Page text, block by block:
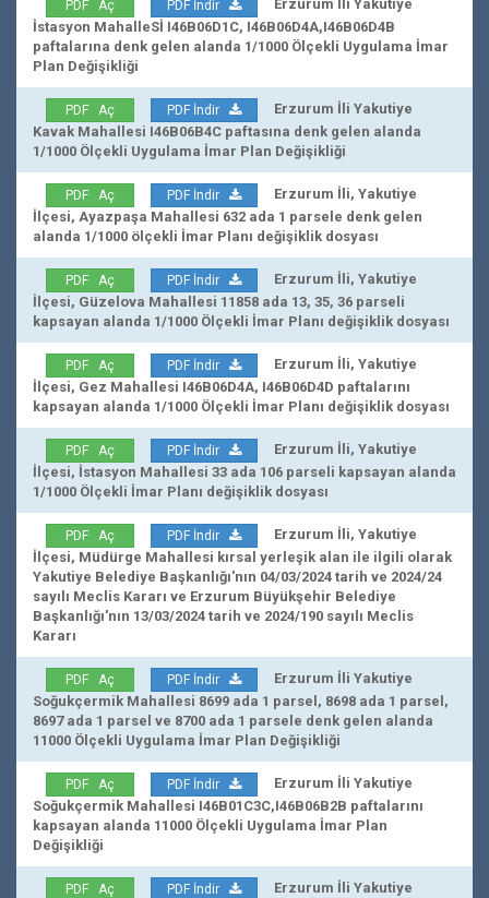
PDF Aç PDF İndir
Erzurum İli Yakutiye
İstasyon MahalleSİ I46B06D1C, I46B06D4A,I46B06D4B
paftalarına denk gelen alanda 1/1000 Ölçekli Uygulama İmar
Plan Değişikliği
PDF Aç PDF İndir
Erzurum İli Yakutiye
Kavak Mahallesi I46B06B4C paftasına denk gelen alanda
1/1000 Ölçekli Uygulama İmar Plan Değişikliği
PDF Aç PDF İndir
Erzurum İli, Yakutiye
İlçesi, Ayazpaşa Mahallesi 632 ada 1 parsele denk gelen
alanda 1/1000 ölçekli İmar Planı değişiklik dosyası
PDF Aç PDF İndir
Erzurum İli, Yakutiye
İlçesi, Güzelova Mahallesi 11858 ada 13, 35, 36 parseli
kapsayan alanda 1/1000 Ölçekli İmar Planı değişiklik dosyası
PDF Aç PDF İndir
Erzurum İli, Yakutiye
İlçesi, Gez Mahallesi I46B06D4A, I46B06D4D paftalarını
kapsayan alanda 1/1000 Ölçekli İmar Planı değişiklik dosyası
PDF Aç PDF İndir
Erzurum İli, Yakutiye
İlçesi, İstasyon Mahallesi 33 ada 106 parseli kapsayan alanda
1/1000 Ölçekli İmar Planı değişiklik dosyası
PDF Aç PDF İndir
Erzurum İli, Yakutiye
İlçesi, Müdürge Mahallesi kırsal yerleşik alan ile ilgili olarak
Yakutiye Belediye Başkanlığı'nın 04/03/2024 tarih ve 2024/24
sayılı Meclis Kararı ve Erzurum Büyükşehir Belediye
Başkanlığı'nın 13/03/2024 tarih ve 2024/190 sayılı Meclis
Kararı
PDF Aç PDF İndir
Erzurum İli Yakutiye
Soğukçermik Mahallesi 8699 ada 1 parsel, 8698 ada 1 parsel,
8697 ada 1 parsel ve 8700 ada 1 parsele denk gelen alanda
11000 Ölçekli Uygulama İmar Plan Değişikliği
PDF Aç PDF İndir
Erzurum İli Yakutiye
Soğukçermik Mahallesi I46B01C3C,I46B06B2B paftalarını
kapsayan alanda 11000 Ölçekli Uygulama İmar Plan
Değişikliği
PDF Aç PDF İndir
Erzurum İli Yakutiye